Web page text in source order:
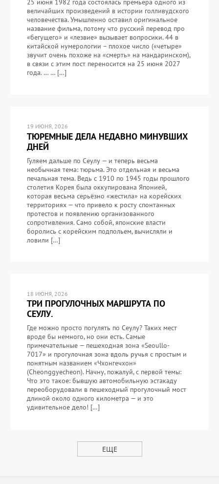
25 июня 1982 года состоялась премьера одного из
величайших произведений в истории голливудского
человечества. Умышленно оставил оригинальное
название фильма, потому что русский перевод про
«бегущего» и «лезвие» вызывает вопросики. 44 в
китайской нумерологии – плохое число («четыре»
звучит очень похоже на «смерть» на мандаринском),
в связи с этим пост переносится на 25 июня 2027
года. … … […]
19 ИЮНЯ, 2026
ТЮРЕМНЫЕ ДЕЛА НЕДАВНО МИНУВШИХ
ДНЕЙ
Гуляем дальше по Сеулу — и теперь весьма
необычная тема: тюрьма. Это отдельная и весьма
печальная тема. Ведь с 1910 по 1945 годы прошлого
столетия Корея была оккупирована Японией,
которая весьма серьёзно «жестила» на корейских
территориях — что привело к росту спонтанных
протестов и появлению организованного
сопротивления. Само собой, японские власти
боролись с корейским подпольем, вычисляли и
ловили […]
18 ИЮНЯ, 2026
ТРИ ПРОГУЛОЧНЫХ МАРШРУТА ПО
СЕУЛУ.
Где можно просто погулять по Сеулу? Таких мест
вроде бы немного, но они есть. Самые
примечательные — пешеходная зона «Seoullo-
7017» и прогулочная зона вдоль ручья с простым и
понятным названием «Чхонгечхон»
(Cheonggyecheon). Начну, пожалуй, с первой темы:
Что это такое: бывшую автомобильную эстакаду
переоборудовали в пешеходный прогулочный мост
длиной около одного километра — и это
удивительное дело! […]
ЕЩЕ